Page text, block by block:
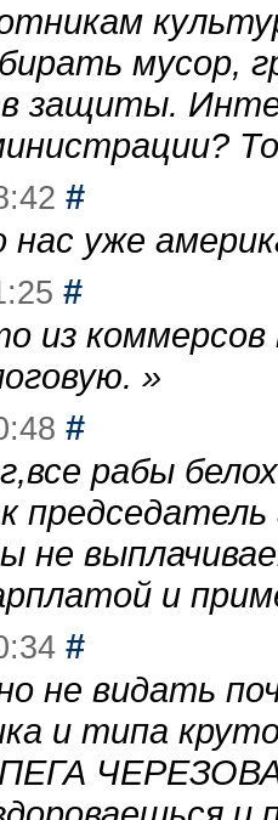
мусор,
защиты.
#
нас уже
#
из
»
#
рабы
не
и
#
не видать
и типа